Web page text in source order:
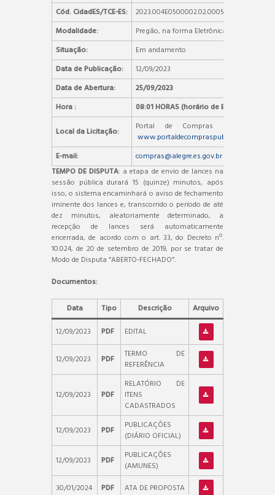
Cód. CidadES/TCE-ES:
2023.004E0500002.02.0005
Modalidade:
Pregão, na forma Eletrônica
Situação:
Em andamento
Data de Publicação:
12/09/2023
Data de Abertura:
25/09/2023
Hora :
08:01 HORAS (horário de Brasília)
Local da Licitação:
Portal de Compras Públicas –
www.portaldecompraspublicas.com.br
E-mail:
compras@alegre.es.gov.br
TEMPO DE DISPUTA: a etapa de envio de lances na
sessão pública durará 15 (quinze) minutos, após
isso, o sistema encaminhará o aviso de fechamento
iminente dos lances e, transcorrido o período de até
dez minutos, aleatoriamente determinado, a
recepção de lances será automaticamente
encerrada, de acordo com o art. 33, do Decreto nº.
10.024, de 20 de setembro de 2019, por se tratar de
Modo de Disputa “ABERTO-FECHADO”.
Documentos:
Data Tipo Descrição
Arquivo
12/09/2023
PDF EDITAL
12/09/2023 PDF
TERMO DE
REFERÊNCIA
12/09/2023 PDF
RELATÓRIO DE
ITENS
CADASTRADOS
12/09/2023
PDF
PUBLICAÇÕES
(DIÁRIO OFICIAL)
12/09/2023
PDF
PUBLICAÇÕES
(AMUNES)
30/01/2024
PDF ATA DE PROPOSTA